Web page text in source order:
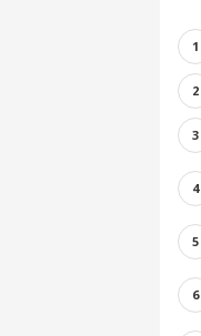
1
2
3
4
5
6